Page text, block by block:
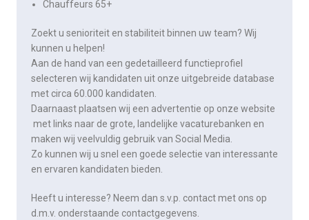
Chauffeurs 65+
Zoekt u senioriteit en stabiliteit binnen uw team? Wij
kunnen u helpen!
Aan de hand van een gedetailleerd functieprofiel
selecteren wij kandidaten uit onze uitgebreide database
met circa 60.000 kandidaten.
Daarnaast plaatsen wij een advertentie op onze website
met links naar de grote, landelijke vacaturebanken ​en
maken wij veelvuldig gebruik van Social Media.
Zo kunnen wij u snel een goede selectie van interessante
en ervaren kandidaten bieden.
Heeft u interesse? Neem dan s.v.p. contact met ons op
d.m.v. onderstaande contactgegevens.